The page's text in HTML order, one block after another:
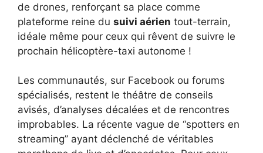
de drones, renforçant sa place comme
plateforme reine du suivi aérien tout-terrain,
idéale même pour ceux qui rêvent de suivre le
prochain hélicoptère-taxi autonome !
Les communautés, sur Facebook ou forums
spécialisés, restent le théâtre de conseils
avisés, d’analyses décalées et de rencontres
improbables. La récente vague de “spotters en
streaming” ayant déclenché de véritables